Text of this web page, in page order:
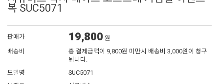
복 SUC5071
판매가 19,800 원
배송비
총 결제금액이 9,800원 미만시 배송비 3,000원이 청구
됩니다.
모델명
SUC5071